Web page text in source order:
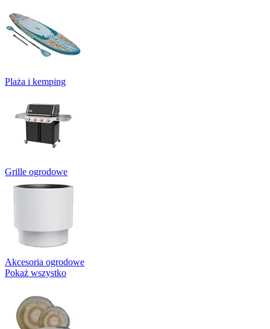
Plaża i kemping
Grille ogrodowe
Akcesoria ogrodowe
Pokaż wszystko